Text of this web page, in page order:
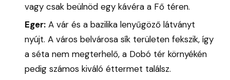
vagy csak beülnöd egy kávéra a Fő téren.
Eger: A vár és a bazilika lenyűgöző látványt
nyújt. A város belvárosa sík területen fekszik, így
a séta nem megterhelő, a Dobó tér környékén
pedig számos kiváló éttermet találsz.